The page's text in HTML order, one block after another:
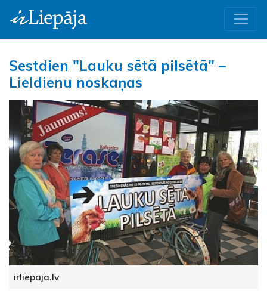
Sestdien "Lauku sētā pilsētā" –
Lieldienu noskaņas
irliepaja.lv